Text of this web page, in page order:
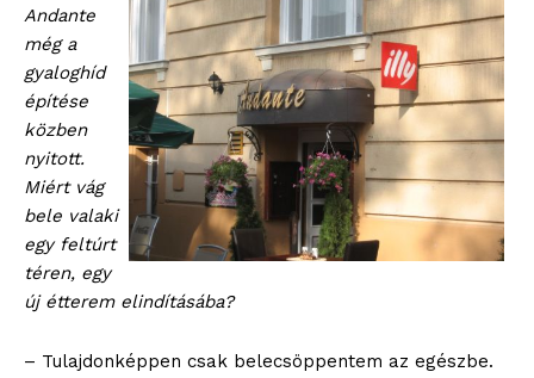
Andante
még a
gyaloghíd
építése
közben
nyitott.
Miért vág
bele valaki
egy feltúrt
téren, egy
új étterem elindításába?
– Tulajdonképpen csak belecsöppentem az egészbe.